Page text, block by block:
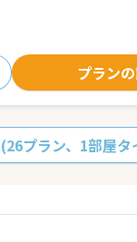
プラン
(26プラン、1部屋タ